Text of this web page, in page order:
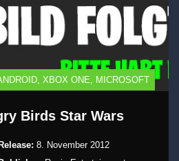
XBOX ONE, MICROSOFT
Birds Star Wars
Release: 8. November 2012